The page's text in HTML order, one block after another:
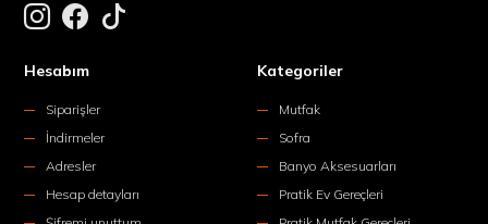
Hesabım
Siparişler
İndirmeler
Adresler
Hesap detayları
Kategoriler
Mutfak
Sofra
Banyo Aksesuarları
Pratik Ev Gereçleri